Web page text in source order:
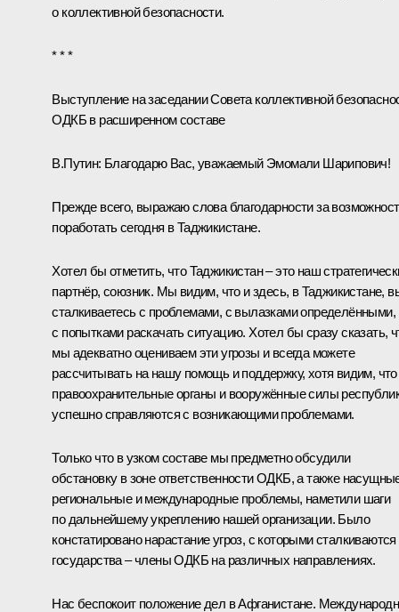
о коллективной безопасности.
* * *
Выступление на заседании Совета коллективной
ОДКБ в расширенном составе
В.Путин: Благодарю Вас, уважаемый Эмомали Шарипович!
Прежде всего, выражаю слова благодарности за
поработать сегодня в Таджикистане.
Хотел бы отметить, что Таджикистан – это наш
партнёр, союзник. Мы видим, что и здесь, в Таджикистане,
сталкиваетесь с проблемами, с вылазками определёнными,
с попытками раскачать ситуацию. Хотел бы сразу сказать,
мы адекватно оцениваем эти угрозы и всегда можете
рассчитывать на нашу помощь и поддержку, хотя видим, что
правоохранительные органы и вооружённые силы
успешно справляются с возникающими проблемами.
Только что в узком составе мы предметно обсудили
обстановку в зоне ответственности ОДКБ, а также
региональные и международные проблемы, наметили шаги
по дальнейшему укреплению нашей организации. Было
констатировано нарастание угроз, с которыми сталкиваются
государства – члены ОДКБ на различных направлениях.
Нас беспокоит положение дел в Афганистане.